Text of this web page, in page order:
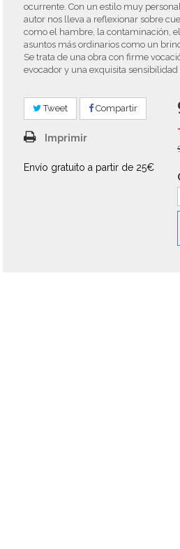
ocurrente. Con un estilo muy
autor nos lleva a reflexionar sobre
como el hambre, la contaminación,
asuntos más ordinarios como un
Se trata de una obra con firme
evocador y una exquisita sensibilidad
Tweet Compartir
Imprimir
Envío gratuito a partir de 25€